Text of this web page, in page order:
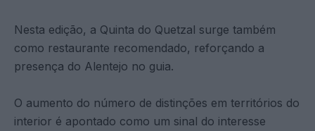
Nesta edição, a Quinta do Quetzal surge também
como restaurante recomendado, reforçando a
presença do Alentejo no guia.
O aumento do número de distinções em territórios do
interior é apontado como um sinal do interesse